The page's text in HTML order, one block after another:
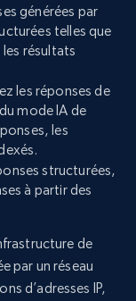
générées par
telles que
résultats
les réponses de
mode IA de
les
structurées,
à partir des
de
par un réseau
d’adresses IP,